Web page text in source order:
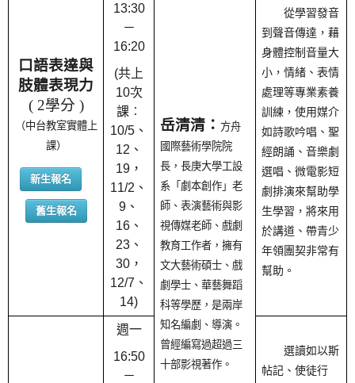
口語表達與
肢體表現力
( 2學分 )
（中台教室實體上
課）
新生報名
舊生報名
13:30
－
16:20
(共上
10次
課︰
10/5、
12、
19，
11/2、
9、
16、
23、
30，
12/7、
14)
岳清清：方舟
國際藝術學院院
長，長庚大學工設
系「劇本創作」老
師、表演藝術與影
視傳媒老師、戲劇
教育工作者，擁有
文大藝術碩士、戲
劇學士、華藝舞蹈
科等學歷，是兩岸
知名編劇、導演。
曾經編寫過超過三
十部影視著作。
從學習發音
到聲音傳達，藉
身體控制音量大
小，情緒、表情
處理等專業素養
訓練，使用媒介
如詩歌吟唱、聖
經朗誦、音樂劇
選唱、微電影短
劇排演來幫助學
生學習，將來用
於講道、帶青少
年領團契非常有
幫助。
週一
16:50
－
選讀如以斯
帖記、使徒行